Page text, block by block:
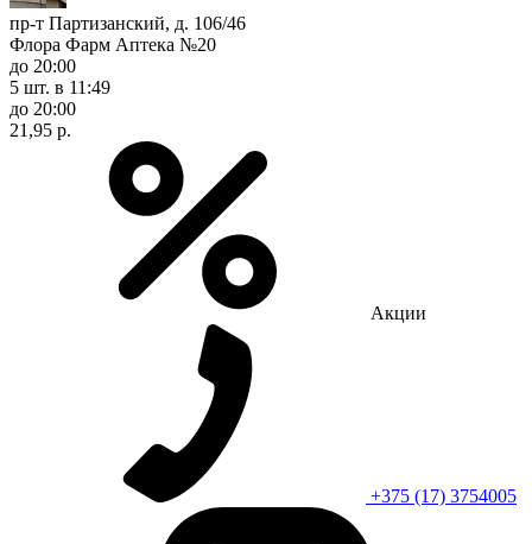
пр-т Партизанский, д. 106/46
Флора Фарм Аптека №20
до 20:00
5 шт. в 11:49
до 20:00
21,95 р.
Акции
+375 (17) 3754005